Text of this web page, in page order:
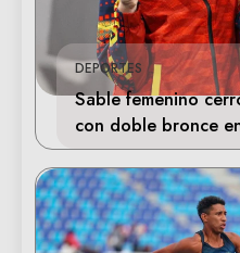
DEPORTES
Sable femenino
con doble bronce